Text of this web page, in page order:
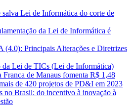
Lei de Informática do corte de
da Lei de Informática é
(4.0): Principais Alterações e Diretrizes
Lei de TICs (Lei de Informática)
de Manaus fomenta R$ 1,48
de 420 projetos de PD&I em 2023
no Brasil: do incentivo à inovação à